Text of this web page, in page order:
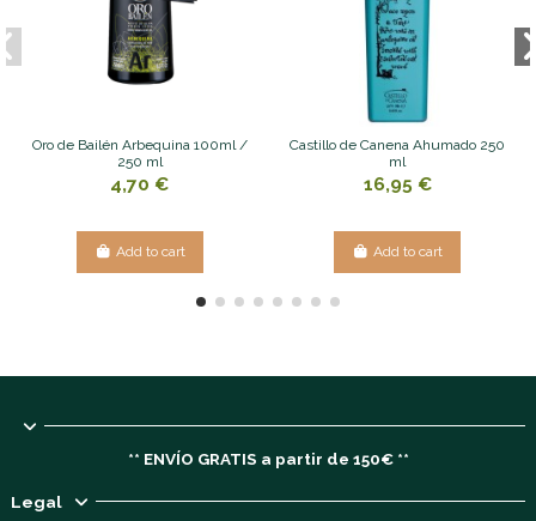
Oro de Bailén Arbequina 100ml /
250 ml
4,70 €
Add to cart
Castillo de Canena Ahumado 250
ml
16,95 €
Add to cart
** ENVÍO GRATIS a partir de 150€ **
Legal